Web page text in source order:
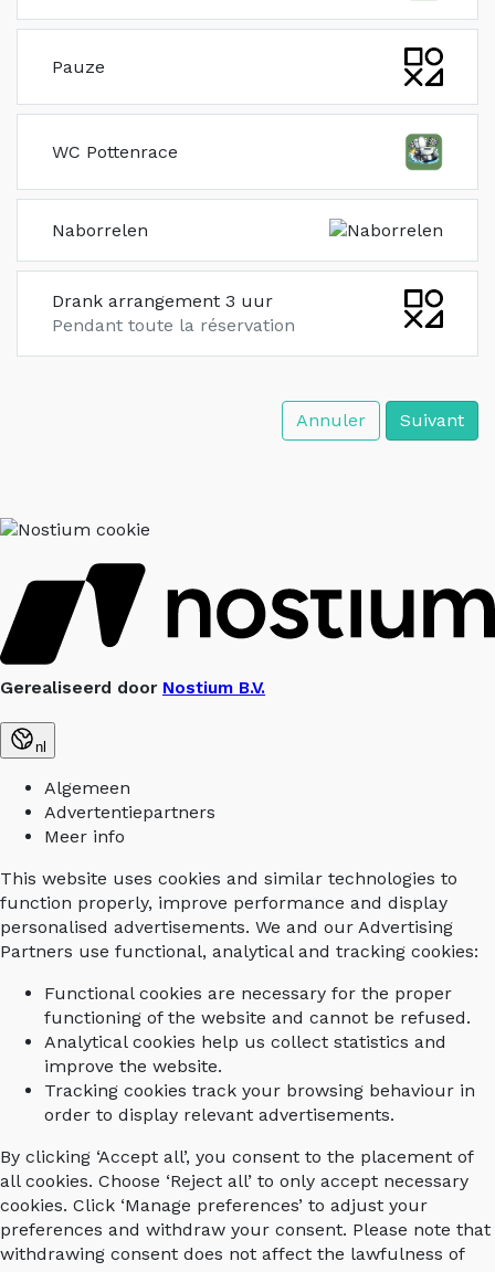
Pauze
WC Pottenrace
Naborrelen
Drank arrangement 3 uur
Pendant toute la réservation
Annuler Suivant